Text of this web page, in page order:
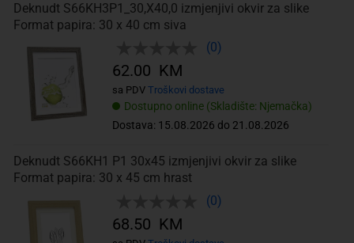
Deknudt S66KH3P1_30,X40,0 izmjenjivi okvir za slike
Format papira: 30 x 40 cm siva
(0)
Dostupno online (Skladište: Njemačka)
Dostava: 15.08.2026 do 21.08.2026
62.00 KM
sa PDV Troškovi dostave
Deknudt S66KH1 P1 30x45 izmjenjivi okvir za slike
Format papira: 30 x 45 cm hrast
(0)
68.50 KM